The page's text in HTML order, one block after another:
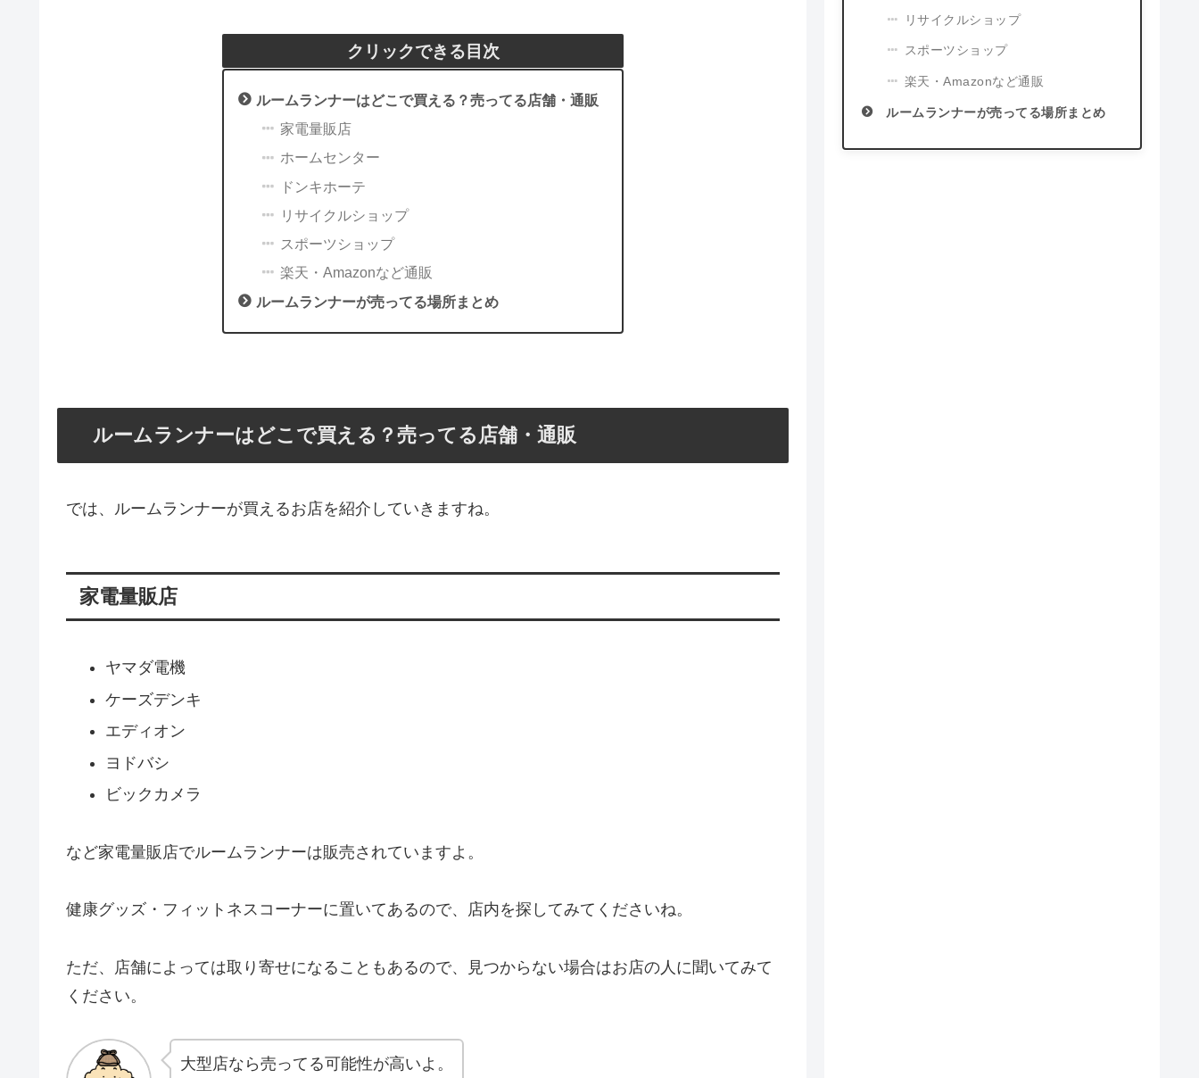
クリックできる目次
ルームランナーはどこで買える？売ってる店舗・通販
家電量販店
ホームセンター
ドンキホーテ
リサイクルショップ
スポーツショップ
楽天・Amazonなど通販
ルームランナーが売ってる場所まとめ
ルームランナーはどこで買える？売ってる店舗・通販
では、ルームランナーが買えるお店を紹介していきますね。
家電量販店
ヤマダ電機
ケーズデンキ
エディオン
ヨドバシ
ビックカメラ
など家電量販店でルームランナーは販売されていますよ。
健康グッズ・フィットネスコーナーに置いてあるので、店内を探してみてくださいね。
ただ、店舗によっては取り寄せになることもあるので、見つからない場合はお店の人に聞いてみて
ください。
大型店なら売ってる可能性が高いよ。
リサイクルショップ
スポーツショップ
楽天・Amazonなど通販
ルームランナーが売ってる場所まとめ